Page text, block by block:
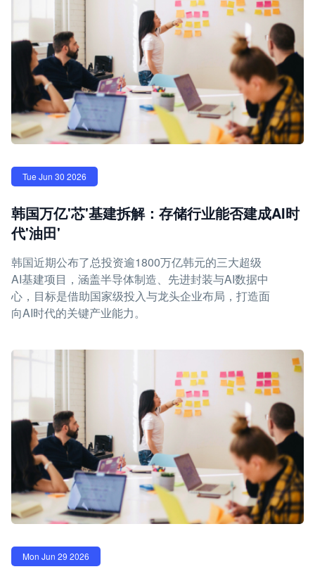
Tue Jun 30 2026
韩国万亿'芯'基建拆解：存储行业能否建成AI时
代'油田'
韩国近期公布了总投资逾1800万亿韩元的三大超级
AI基建项目，涵盖半导体制造、先进封装与AI数据中
心，目标是借助国家级投入与龙头企业布局，打造面
向AI时代的关键产业能力。
Mon Jun 29 2026